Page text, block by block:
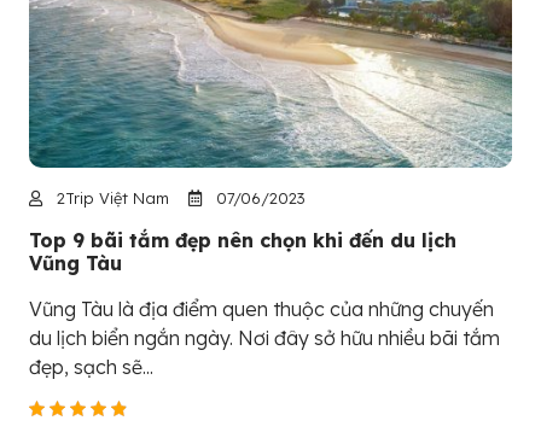
2Trip Việt Nam 07/06/2023
Top 9 bãi tắm đẹp nên chọn khi đến du lịch
Vũng Tàu
Vũng Tàu là địa điểm quen thuộc của những chuyến
du lịch biển ngắn ngày. Nơi đây sở hữu nhiều bãi tắm
đẹp, sạch sẽ...